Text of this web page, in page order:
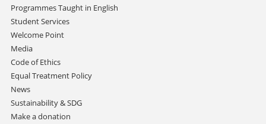
Programmes Taught in English
Student Services
Welcome Point
Media
Code of Ethics
Equal Treatment Policy
News
Sustainability & SDG
Make a donation